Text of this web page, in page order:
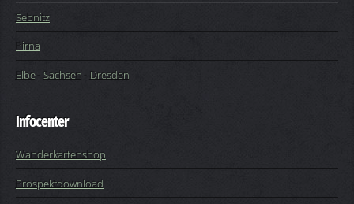
Sebnitz
Pirna
Elbe-Sachsen - Dresden
Infocenter
Wanderkartenshop
Prospektdownload